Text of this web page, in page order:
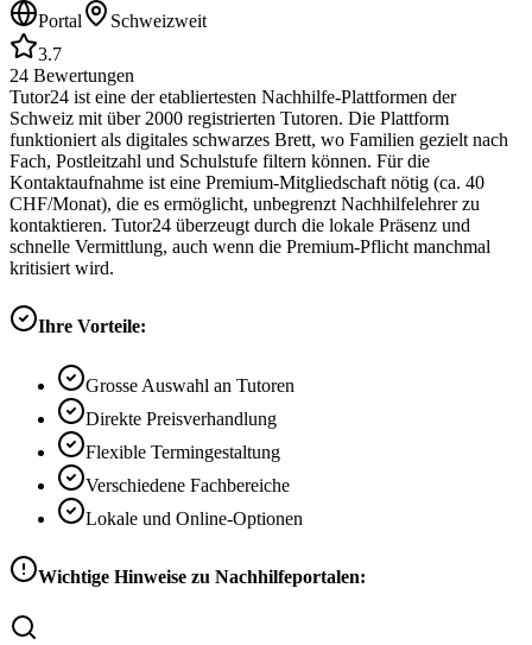
Portal
Schweizweit
3.7
24 Bewertungen
Tutor24 ist eine der etabliertesten Nachhilfe-Plattformen der
Schweiz mit über 2000 registrierten Tutoren. Die Plattform
funktioniert als digitales schwarzes Brett, wo Familien gezielt nach
Fach, Postleitzahl und Schulstufe filtern können. Für die
Kontaktaufnahme ist eine Premium-Mitgliedschaft nötig (ca. 40
CHF/Monat), die es ermöglicht, unbegrenzt Nachhilfelehrer zu
kontaktieren. Tutor24 überzeugt durch die lokale Präsenz und
schnelle Vermittlung, auch wenn die Premium-Pflicht manchmal
kritisiert wird.
Ihre Vorteile:
Grosse Auswahl an Tutoren
Direkte Preisverhandlung
Flexible Termingestaltung
Verschiedene Fachbereiche
Lokale und Online-Optionen
Wichtige Hinweise zu Nachhilfeportalen: